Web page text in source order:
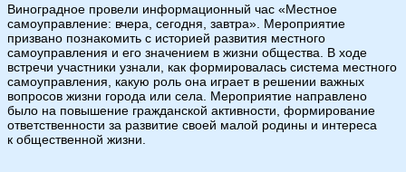
Виноградное провели информационный час «Местное
самоуправление: вчера, сегодня, завтра». Мероприятие
призвано познакомить с историей развития местного
самоуправления и его значением в жизни общества. В ходе
встречи участники узнали, как формировалась система местного
самоуправления, какую роль она играет в решении важных
вопросов жизни города или села. Мероприятие направлено
было на повышение гражданской активности, формирование
ответственности за развитие своей малой родины и интереса
к общественной жизни.